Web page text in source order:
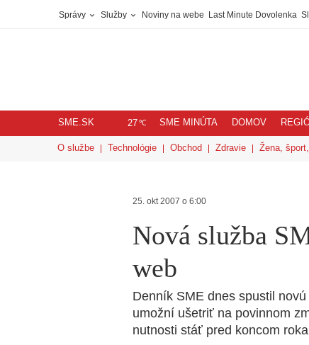
Správy Služby Noviny na webe Last Minute Dovolenka
SME.SK 27℃ SME MINÚTA DOMOV
O službe Technológie Obchod Zdravie Žena,
25. okt 2007 o 6:00
Nová služba
web
Denník SME dnes spustil
umožní ušetriť na povinnom
nutnosti stáť pred koncom